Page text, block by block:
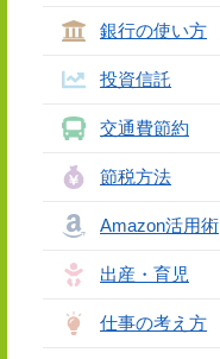
銀行の使い方
投資信託
交通費節約
節税方法
Amazon活用術
出産・育児
仕事の考え方